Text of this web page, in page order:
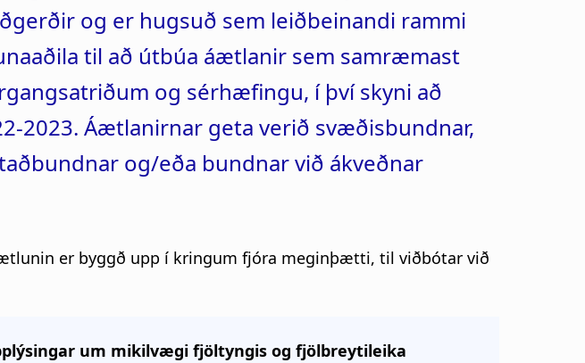
og er hugsuð sem leiðbeinandi rammi
til að útbúa áætlanir sem samræmast
og sérhæfingu, í því skyni að
2023. Áætlanirnar geta verið svæðisbundnar,
og/eða bundnar við ákveðnar
er byggð upp í kringum fjóra meginþætti, til viðbótar við
um mikilvægi fjöltyngis og fjölbreytileika